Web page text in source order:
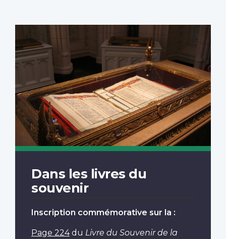
Dans les livres du
souvenir
Inscription commémorative sur la :
Page 224du Livre du Souvenir de la